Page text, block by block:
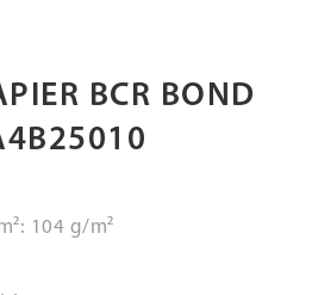
BCR BOND
104 g/m²